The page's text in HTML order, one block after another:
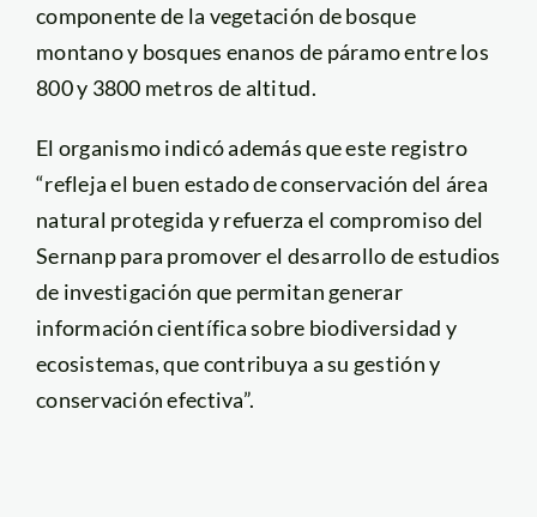
componente de la vegetación de bosque
montano y bosques enanos de páramo entre los
800 y 3800 metros de altitud.
El organismo indicó además que este registro
“refleja el buen estado de conservación del área
natural protegida y refuerza el compromiso del
Sernanp para promover el desarrollo de estudios
de investigación que permitan generar
información científica sobre biodiversidad y
ecosistemas, que contribuya a su gestión y
conservación efectiva”.